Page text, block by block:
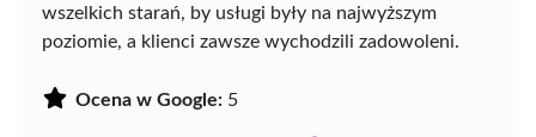
wszelkich starań, by usługi były na najwyższym
poziomie, a klienci zawsze wychodzili zadowoleni.
Ocena w Google: 5